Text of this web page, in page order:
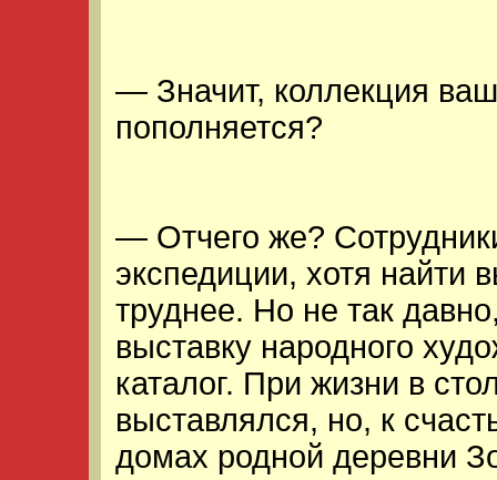
— Значит, коллекция
пополняется?
— Отчего же?
экспедиции, хотя найти
труднее. Но не так
выставку народного
каталог. При жизни в
выставлялся, но, к
домах родной деревни